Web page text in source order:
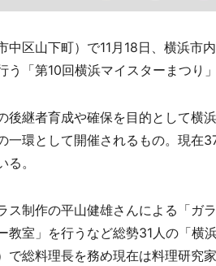
区山下町）で11月18日、横浜市
「第10回横浜マイスターまつり」
継者育成や確保を目的として横
一環として開催されるもの。現在
。
制作の平山健雄さんによる「ガ
教室」を行うなど総勢31人の「横
で総料理長を務め現在は料理研究